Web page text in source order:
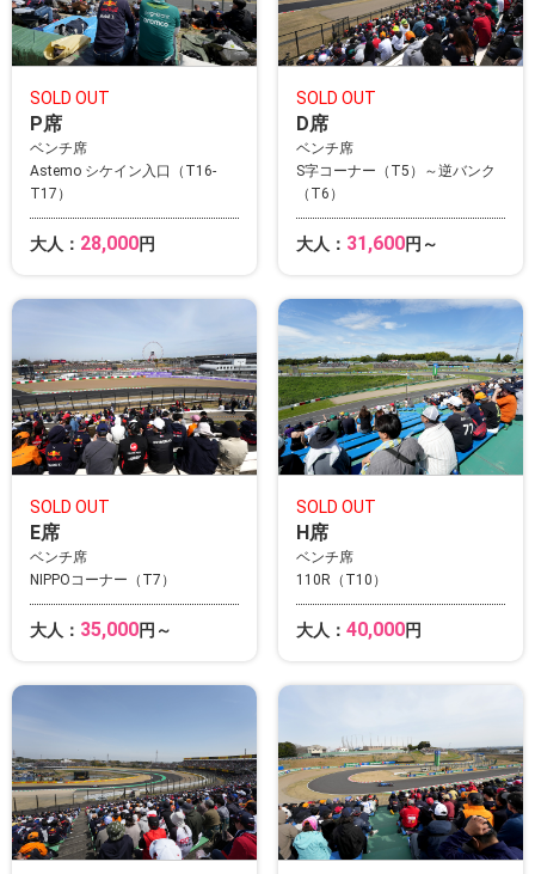
SOLD OUT
P席
ベンチ席
Astemo シケイン入口（T16-
T17）
大人： 28,000円
SOLD OUT
D席
ベンチ席
S字コーナー（T5）～逆バンク
（T6）
大人： 31,600円～
SOLD OUT
E席
ベンチ席
NIPPOコーナー（T7）
大人： 35,000円～
SOLD OUT
H席
ベンチ席
110R（T10）
大人： 40,000円